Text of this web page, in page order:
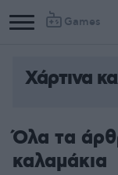
Games
Χάρτινα
Όλα τα
καλαμάκια